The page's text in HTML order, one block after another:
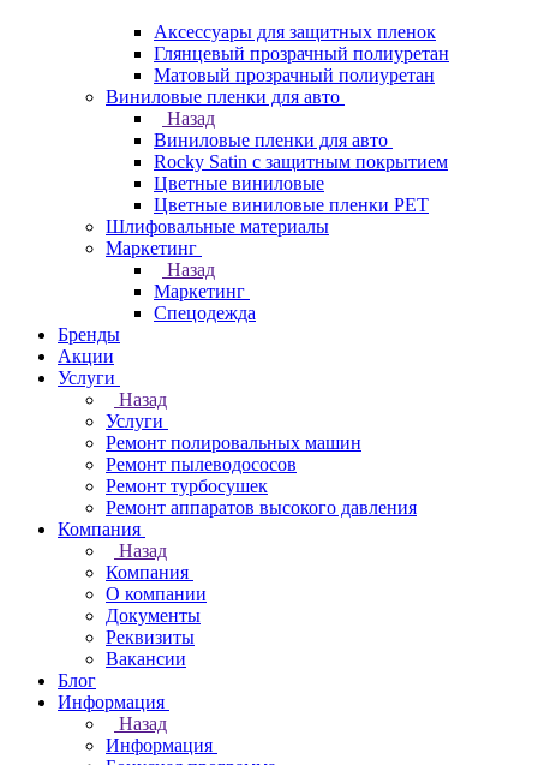
Аксессуары для защитных пленок
Глянцевый прозрачный полиуретан
Матовый прозрачный полиуретан
Виниловые пленки для авто
Назад
Виниловые пленки для авто
Rocky Satin с защитным покрытием
Цветные виниловые
Цветные виниловые пленки PET
Шлифовальные материалы
Маркетинг
Назад
Маркетинг
Спецодежда
Бренды
Акции
Услуги
Назад
Услуги
Ремонт полировальных машин
Ремонт пылеводососов
Ремонт турбосушек
Ремонт аппаратов высокого давления
Компания
Назад
Компания
О компании
Документы
Реквизиты
Вакансии
Блог
Информация
Назад
Информация